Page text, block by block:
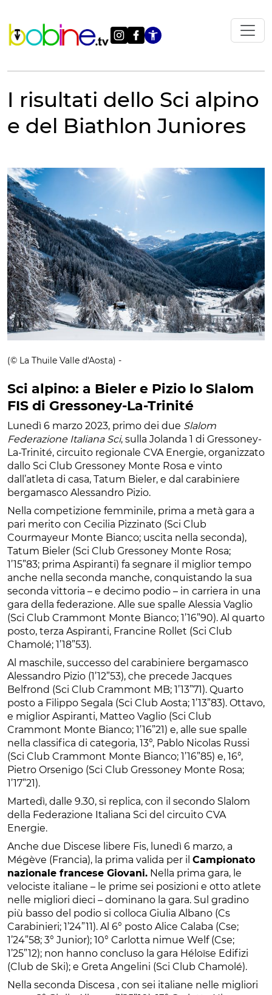
contenuto
Apri le
I risultati dello Sci alpino
e del Biathlon Juniores
(© La Thuile Valle d'Aosta) -
Sci alpino: a Bieler e Pizio lo Slalom
FIS di Gressoney-La-Trinité
Lunedì 6 marzo 2023, primo dei due Slalom
Federazione Italiana Sci, sulla Jolanda 1 di Gressoney-
La-Trinité, circuito regionale CVA Energie, organizzato
dallo Sci Club Gressoney Monte Rosa e vinto
dall’atleta di casa, Tatum Bieler, e dal carabiniere
bergamasco Alessandro Pizio.
Nella competizione femminile, prima a metà gara a
pari merito con Cecilia Pizzinato (Sci Club
Courmayeur Monte Bianco; uscita nella seconda),
Tatum Bieler (Sci Club Gressoney Monte Rosa;
1’15”83; prima Aspiranti) fa segnare il miglior tempo
anche nella seconda manche, conquistando la sua
seconda vittoria – e decimo podio – in carriera in una
gara della federazione. Alle sue spalle Alessia Vaglio
(Sci Club Crammont Monte Bianco; 1’16”90). Al quarto
posto, terza Aspiranti, Francine Rollet (Sci Club
Chamolé; 1’18”53).
Al maschile, successo del carabiniere bergamasco
Alessandro Pizio (1’12”53), che precede Jacques
Belfrond (Sci Club Crammont MB; 1’13”71). Quarto
posto a Filippo Segala (Sci Club Aosta; 1’13”83). Ottavo,
e miglior Aspiranti, Matteo Vaglio (Sci Club
Crammont Monte Bianco; 1’16”21) e, alle sue spalle
nella classifica di categoria, 13°, Pablo Nicolas Russi
(Sci Club Crammont Monte Bianco; 1’16”85) e, 16°,
Pietro Orsenigo (Sci Club Gressoney Monte Rosa;
1’17”21).
Martedì, dalle 9.30, si replica, con il secondo Slalom
della Federazione Italiana Sci del circuito CVA
Energie.
Anche due Discese libere Fis, lunedì 6 marzo, a
Mégève (Francia), la prima valida per il Campionato
nazionale francese Giovani. Nella prima gara, le
velociste italiane – le prime sei posizioni e otto atlete
nelle migliori dieci – dominano la gara. Sul gradino
più basso del podio si colloca Giulia Albano (Cs
Carabinieri; 1’24”11). Al 6° posto Alice Calaba (Cse;
1’24”58; 3° Junior); 10° Carlotta nimue Welf (Cse;
1’25”12); non hanno concluso la gara Héloïse Edifizi
(Club de Ski); e Greta Angelini (Sci Club Chamolé).
Nella seconda Discesa , con sei italiane nelle migliori